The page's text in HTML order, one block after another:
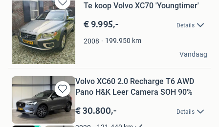
Bewaren
in
Mijn
Favorieten
Te koop Volvo XC70 'Youngtimer'
€ 9.995,- Details
2008 199.950 km
Geuskens
Sevenum
Vandaag
Bewaren
in
Mijn
Favorieten
Volvo XC60 2.0 Recharge T6 AWD
Pano H&K Leer Camera SOH 90%
€ 30.800,- Details